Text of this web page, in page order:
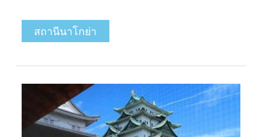
สถานีนาโกย่า